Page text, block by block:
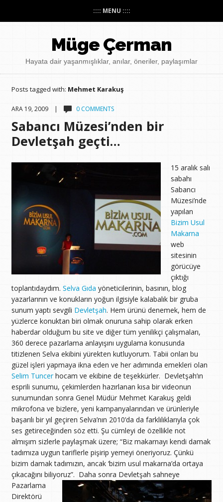
:::: MENU ::::
Müge Çerman
Hayata dair yaşanmışlıklar, anılar, öneriler, paylaşımlar
Posts tagged with: Mehmet Karakuş
ARA 19, 2009 | 0 COMMENTS
Sabancı Müzesi’nden bir
Devletşah geçti…
15 aralık salı
sabahı
Sabancı
Müzesi’nde
yapılan
Bizim Usul
Makarna
web
sitesinin
görücüye
çıktığı
toplantıdaydım. Selva Gıda yöneticilerinin, basının, blog
yazarlarının ve konukların yoğun ilgisiyle kalabalık bir gruba
sunum yaptı sevgili Devletşah. Hem ürünü denemek, hem de
yüzlerce konuktan biri olmak onuruna sahip olarak erken
haberdar olduğum bu site ve diğer tüm yenilikçi çalışmaları,
360 derece pazarlama anlayışını uygulama konusunda
titizlenen Selva ekibini yürekten kutluyorum. Tabii onları bu
güzel işleri yapmaya ikna eden ve her adımında emekleri olan
Selim Tuncerhocam ve ekibine de teşekkürler. Devletşah’ın
esprili sunumu, çekimlerden hazırlanan kısa bir videonun
sunumundan sonra Genel Müdür Mehmet Karakuş geldi
mikrofona ve bizlere, yeni kampanyalarından ve ürünleriyle
başarılı bir yıl geçiren Selva’nın 2010’da da farklılıklarıyla çok
ses getireceğinden söz etti. Şu cümleyi de özellikle not
almışım sizlerle paylaşmak üzere; “Biz makarnayı kendi damak
tadımıza uygun tariflerle pişirip yemeyi öneriyoruz. Çünkü
bizim damak tadımızın, ancak ‘bizim usul makarna’da ortaya
çıkacağını biliyoruz”. Daha sonra Devletşah sahneye
Pazarlama
Direktörü